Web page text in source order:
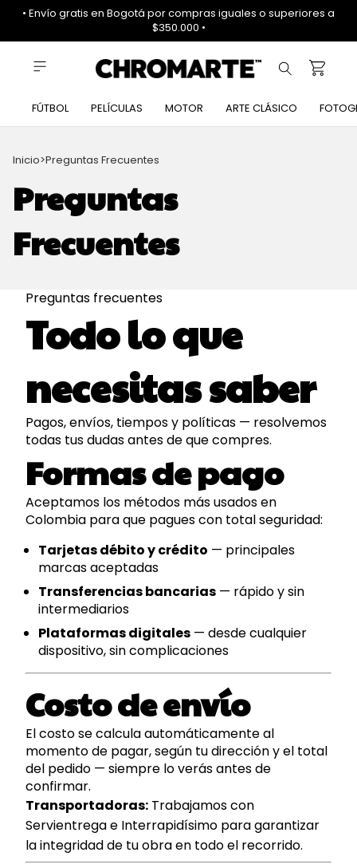
• Envío gratis en Bogotá por compras iguales o superiores a
$350.000 •
FÚTBOL PELÍCULAS MOTOR ARTE CLÁSICO
Inicio>Preguntas Frecuentes
Preguntas
Frecuentes
Preguntas frecuentes
Todo lo que
necesitas saber
Pagos, envíos, tiempos y políticas — resolvemos
todas tus dudas antes de que compres.
Formas de pago
Aceptamos los métodos más usados en
Colombia para que pagues con total seguridad:
Tarjetas débito y crédito — principales
marcas aceptadas
Transferencias bancarias — rápido y sin
intermediarios
Plataformas digitales — desde cualquier
dispositivo, sin complicaciones
Costo de envío
El costo se calcula automáticamente al
momento de pagar, según tu dirección y el total
del pedido — siempre lo verás antes de
confirmar.
Transportadoras: Trabajamos con
Servientrega e Interrapidísimo para garantizar
la integridad de tu obra en todo el recorrido.